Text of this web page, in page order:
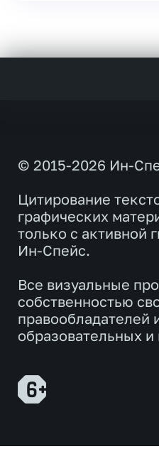
© 2015-2026 Ин-
Цитирование
графических
только с активной
Ин-Спейс.
Все визуальные
собственностью
правообладателей
образовательных